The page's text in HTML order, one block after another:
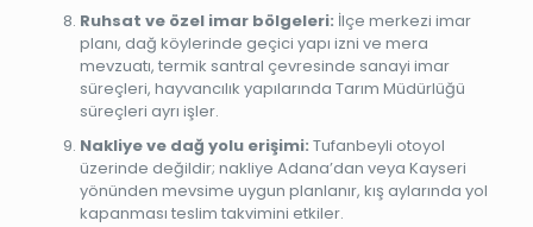
Ruhsat ve özel imar bölgeleri: İlçe merkezi imar
planı, dağ köylerinde geçici yapı izni ve mera
mevzuatı, termik santral çevresinde sanayi imar
süreçleri, hayvancılık yapılarında Tarım Müdürlüğü
süreçleri ayrı işler.
Nakliye ve dağ yolu erişimi: Tufanbeyli otoyol
üzerinde değildir; nakliye Adana’dan veya Kayseri
yönünden mevsime uygun planlanır, kış aylarında yol
kapanması teslim takvimini etkiler.